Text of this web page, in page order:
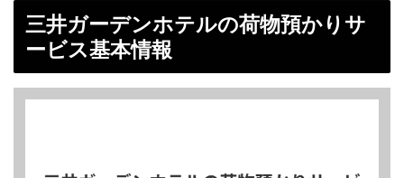
三井ガーデンホテルの荷物預かりサ
ービス基本情報